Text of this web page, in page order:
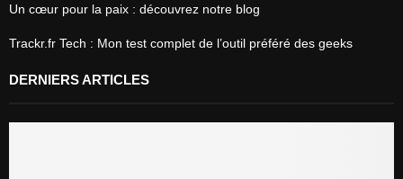
Un cœur pour la paix : découvrez notre blog
Trackr.fr Tech : Mon test complet de l’outil préféré des geeks
DERNIERS ARTICLES